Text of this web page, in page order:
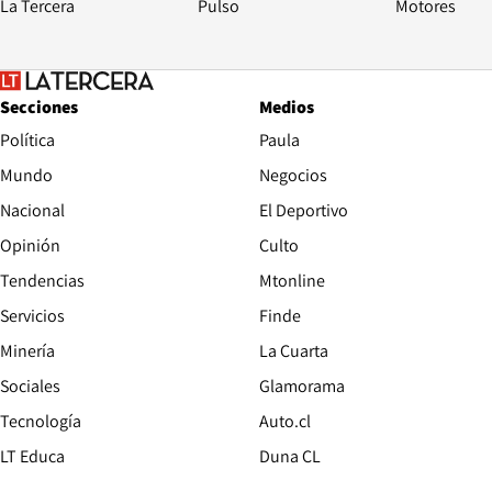
La Tercera Pulso Motores
Secciones
Política
Mundo
Nacional
Opinión
Tendencias
Servicios
Minería
Sociales
Tecnología
LT Educa
Medios
Paula
Negocios
El Deportivo
Culto
Mtonline
Finde
La Cuarta
Glamorama
Auto.cl
Duna CL